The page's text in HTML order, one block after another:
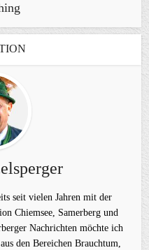
seit vielen Jahren mit der
Chiemsee, Samerberg und
Nachrichten möchte ich
den Bereichen Brauchtum,